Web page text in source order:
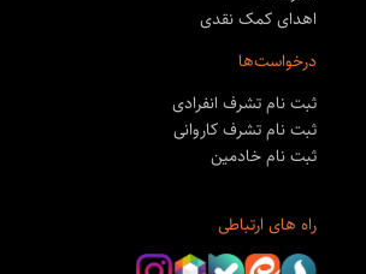
اهدای کمک نقدی
درخواست‌ها
ثبت نام تشرف انفرادی
ثبت نام تشرف کاروانی
ثبت نام خادمین
راه های ارتباطی